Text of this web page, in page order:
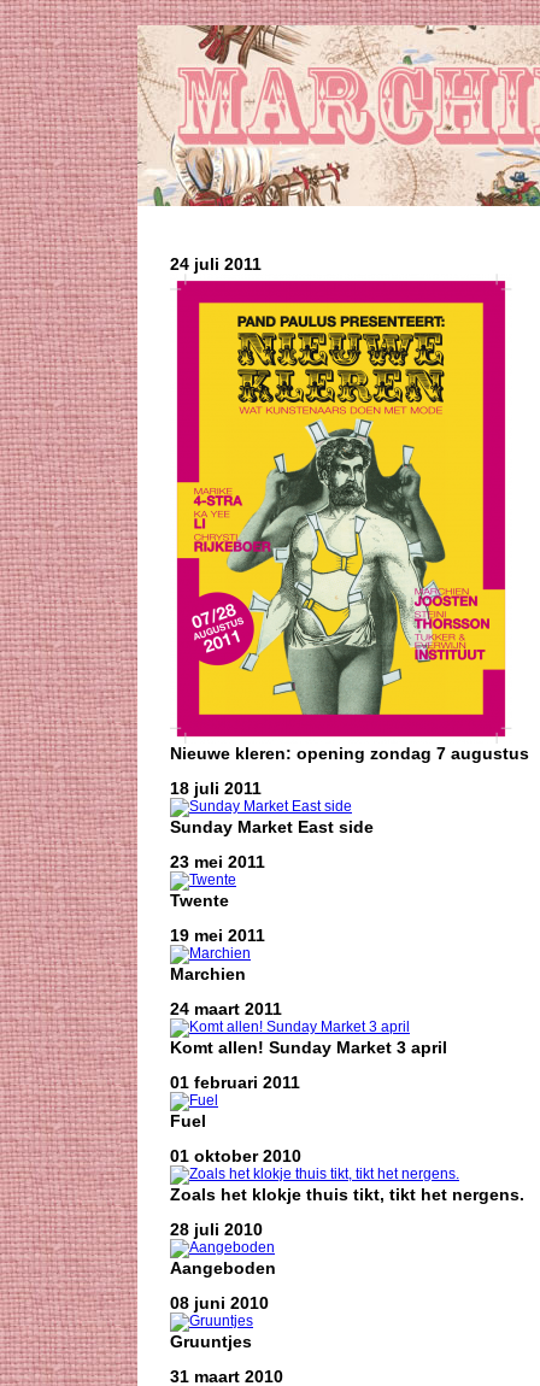
24 juli 2011
Nieuwe kleren: opening zondag 7 augustus
18 juli 2011
Sunday Market East side
23 mei 2011
Twente
19 mei 2011
Marchien
24 maart 2011
Komt allen! Sunday Market 3 april
01 februari 2011
Fuel
01 oktober 2010
Zoals het klokje thuis tikt, tikt het nergens.
28 juli 2010
Aangeboden
08 juni 2010
Gruuntjes
31 maart 2010